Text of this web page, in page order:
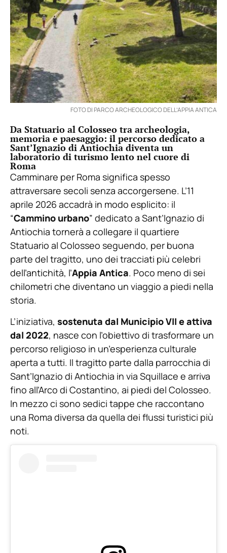
FOTO DI PARCO ARCHEOLOGICO DELL’APPIA ANTICA
Da Statuario al Colosseo tra archeologia,
memoria e paesaggio: il percorso dedicato a
Sant’Ignazio di Antiochia diventa un
laboratorio di turismo lento nel cuore di
Roma
Camminare per Roma significa spesso
attraversare secoli senza accorgersene. L’11
aprile 2026 accadrà in modo esplicito: il
“Cammino urbano” dedicato a Sant’Ignazio di
Antiochia tornerà a collegare il quartiere
Statuario al Colosseo seguendo, per buona
parte del tragitto, uno dei tracciati più celebri
dell’antichità, l’Appia Antica. Poco meno di sei
chilometri che diventano un viaggio a piedi nella
storia.
L’iniziativa, sostenuta dal Municipio VII e attiva
dal 2022, nasce con l’obiettivo di trasformare un
percorso religioso in un’esperienza culturale
aperta a tutti. Il tragitto parte dalla parrocchia di
Sant’Ignazio di Antiochia in via Squillace e arriva
fino all’Arco di Costantino, ai piedi del Colosseo.
In mezzo ci sono sedici tappe che raccontano
una Roma diversa da quella dei flussi turistici più
noti.